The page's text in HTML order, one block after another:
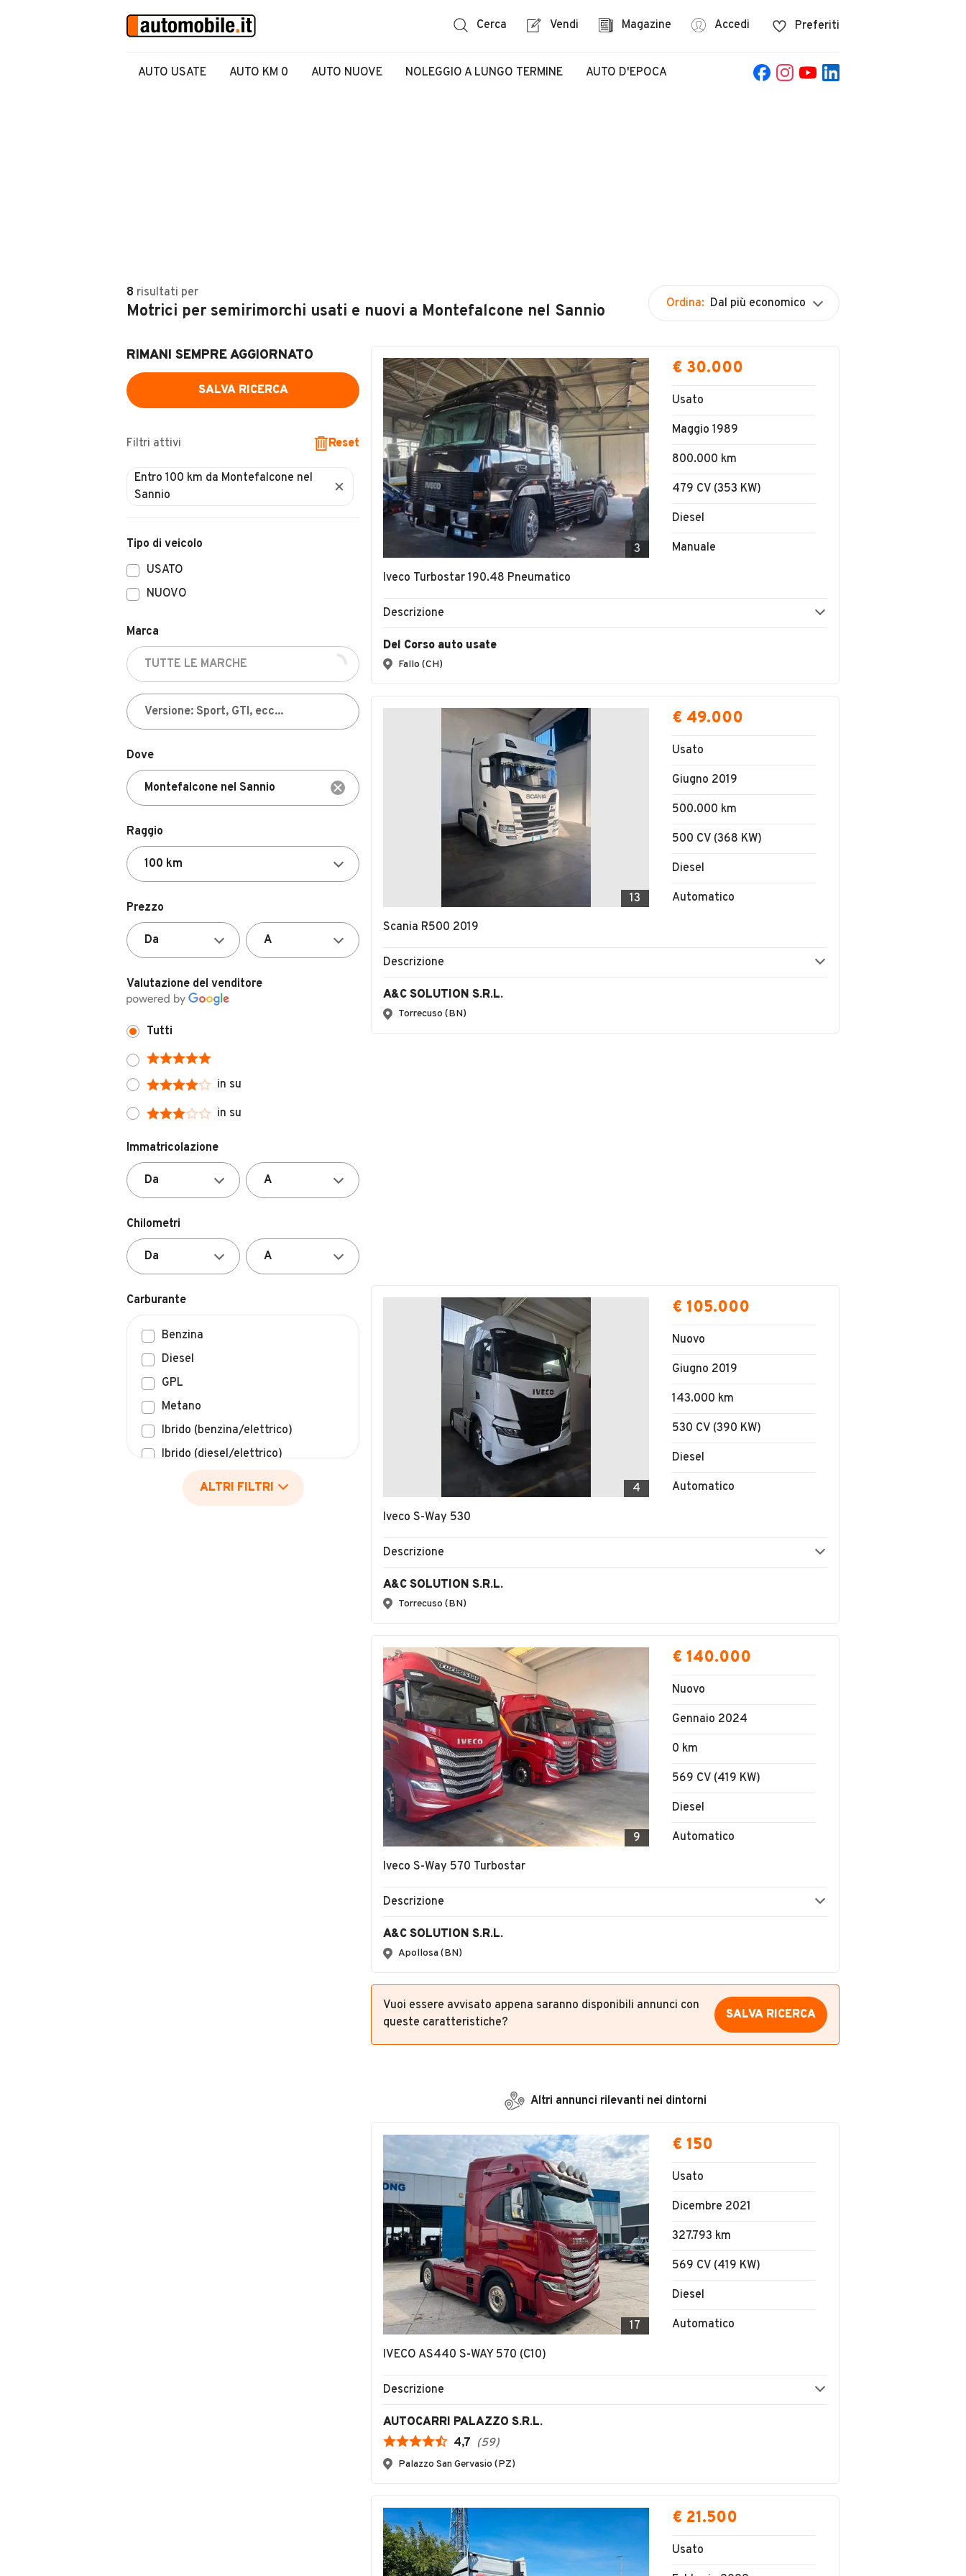
Cerca Vendi Magazine Accedi Preferiti
AUTO USATE AUTO KM 0 AUTO NUOVE NOLEGGIO A LUNGO TERMINE AUTO D'EPOCA
8 risultati per
Motrici per semirimorchi usati e nuovi a Montefalcone nel Sannio Ordina: Dal più economico
RIMANI SEMPRE AGGIORNATO
SALVA RICERCA
Filtri attivi Reset
USATO
NUOVO
Benzina
Diesel
GPL
Metano
Ibrido (benzina/elettrico)
Ibrido (diesel/elettrico)
Elettrico
Idrogeno
ALTRI FILTRI
3
Iveco Turbostar 190.48 Pneumatico
€ 30.000
Usato
Maggio 1989
800.000 km
479 CV (353 KW)
Diesel
Manuale
Descrizione
Del Corso auto usate
Fallo (CH)
13
Scania R500 2019
€ 49.000
Usato
Giugno 2019
500.000 km
500 CV (368 KW)
Diesel
Automatico
Descrizione
A&C SOLUTION S.R.L.
Torrecuso (BN)
4
Iveco S-Way 530
€ 105.000
Nuovo
Giugno 2019
143.000 km
530 CV (390 KW)
Diesel
Automatico
Descrizione
A&C SOLUTION S.R.L.
Torrecuso (BN)
9
Iveco S-Way 570 Turbostar
€ 140.000
Nuovo
Gennaio 2024
0 km
569 CV (419 KW)
Diesel
Automatico
Descrizione
A&C SOLUTION S.R.L.
Apollosa (BN)
Vuoi essere avvisato appena saranno disponibili annunci con
queste caratteristiche?
SALVA RICERCA
Altri annunci rilevanti nei dintorni
17
IVECO AS440 S-WAY 570 (C10)
€ 150
Usato
Dicembre 2021
327.793 km
569 CV (419 KW)
Diesel
Automatico
Descrizione
AUTOCARRI PALAZZO S.R.L.
4,7 (59)
Palazzo San Gervasio (PZ)
€ 21.500
Usato